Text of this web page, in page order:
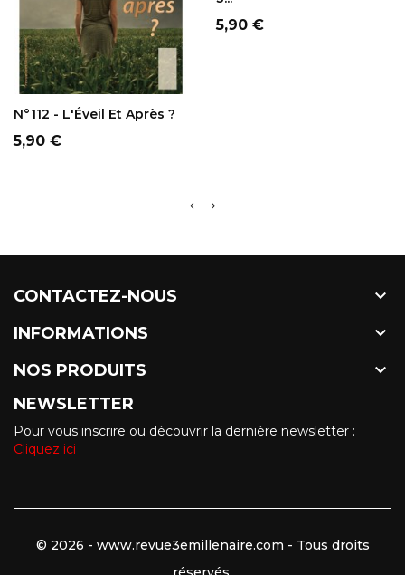
AJOUTER AU
PANIER
N°112 - L'Éveil Et Après ?
Prix
5,90 €
Prix
5,90 €
CONTACTEZ-NOUS 
INFORMATIONS 
NOS PRODUITS 
NEWSLETTER
Pour vous inscrire ou découvrir la dernière newsletter :
Cliquez ici
© 2026 - www.revue3emillenaire.com - Tous droits